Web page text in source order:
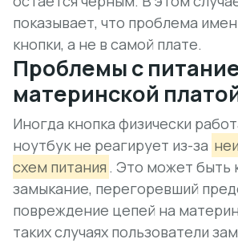
показывает, что проблема
кнопки, а не в самой плате.
Проблемы с
материнской
Иногда кнопка физически
ноутбук не реагирует из-за
схем питания . Это может быть
замыкание, перегоревший
повреждение цепей на
таких случаях пользователи